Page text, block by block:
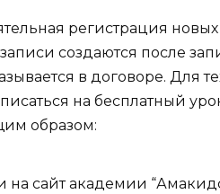
регистрация
создаются после
в договоре. Для
на бесплатный
образом:
на сайт академии